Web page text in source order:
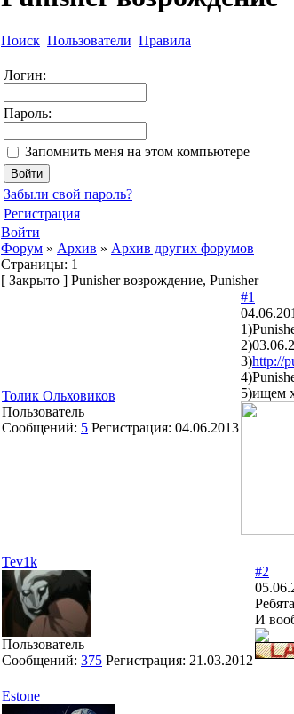
Поиск Пользователи Правила
Логин:
Пароль:
Запомнить меня на этом компьютере
Забыли свой пароль?
Регистрация
Войти
Форум » Архив » Архив других форумов
Страницы: 1
[ Закрыто ] Punisher возрождение, Punisher
Толик Ольховиков
Пользователь
Сообщений: 5 Регистрация: 04.06.2013
#1
3)http://
5)ищем
Tev1k
Пользователь
Сообщений: 375 Регистрация: 21.03.2012
#2
И
Estone